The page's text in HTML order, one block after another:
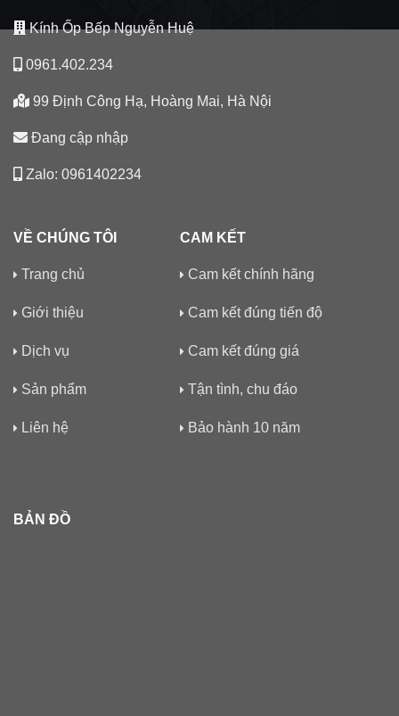
Kính Ốp Bếp Nguyễn Huệ
0961.402.234
99 Định Công Hạ, Hoàng Mai, Hà Nội
Đang cập nhập
Zalo: 0961402234
VỀ CHÚNG TÔI
Trang chủ
Giới thiệu
Dịch vụ
Sản phẩm
Liên hệ
CAM KẾT
Cam kết chính hãng
Cam kết đúng tiến độ
Cam kết đúng giá
Tận tình, chu đáo
Bảo hành 10 năm
BẢN ĐỒ